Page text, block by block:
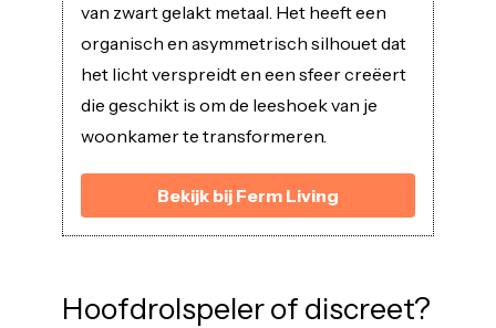
van zwart gelakt metaal. Het heeft een
organisch en asymmetrisch silhouet dat
het licht verspreidt en een sfeer creëert
die geschikt is om de leeshoek van je
woonkamer te transformeren.
Bekijk bij Ferm Living
Hoofdrolspeler of discreet?